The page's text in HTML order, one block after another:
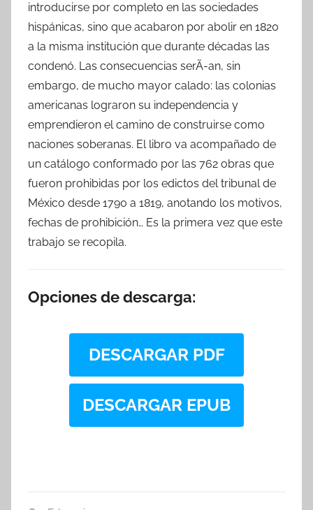
introducirse por completo en las sociedades
hispánicas, sino que acabaron por abolir en 1820
a la misma institución que durante décadas las
condenó. Las consecuencias serÃ-an, sin
embargo, de mucho mayor calado: las colonias
americanas lograron su independencia y
emprendieron el camino de construirse como
naciones soberanas. El libro va acompañado de
un catálogo conformado por las 762 obras que
fueron prohibidas por los edictos del tribunal de
México desde 1790 a 1819, anotando los motivos,
fechas de prohibición… Es la primera vez que este
trabajo se recopila.
Opciones de descarga:
DESCARGAR PDF
DESCARGAR EPUB